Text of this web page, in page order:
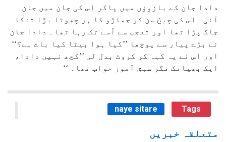
دادا جان کے بازوؤں میں پاکر اس کی جان میں جان
آئی۔ اس کی چیخ سن کر جھاڑو کا ہر چھوٹا بڑا تنکا
جاگ پڑا تھا اور تعجب سے اُسے تک رہا تھا۔ دادا جان
نے بڑے پیار سے پوچھا ’’کیا ہوا بیٹا کیا بات ہے؟‘‘
اور اس نے یہ کہہ کر کروٹ بدل لی ’’کچھ نہیں دادا،
ایک بھیانک مگر سبق آموز خواب تھا۔ ‘‘
naye sitare Tags
متعلقہ خبریں